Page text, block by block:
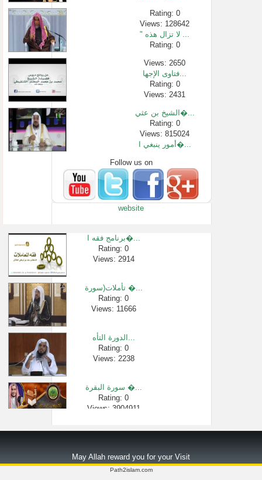
Rating: 0
Views: 128642
" لا تزال هذه ...
Rating: 0
Views: 2650
فتاوى الإجها...
Rating: 0
Views: 2431
الشيخ بن عثي�...
Rating: 0
Views: 815024
أمور ينبغي ا�...
Rating: 0
Views: 170370
شرح الاسماء �...
Rating: 0
Follow us on
website
برنامج فقه ا�...
Rating: 0
Views: 2914
تأملات(سورة �...
Rating: 0
Views: 11666
الدورة التأه...
Rating: 0
Views: 2238
سورة البقرة �...
Rating: 0
Views: 3904911
Views: 71389
May Allah reward you for your Visit
Path2islam.com